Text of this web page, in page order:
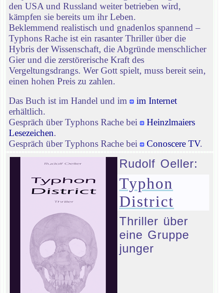
den USA und Russland weiter betrieben wird,
kämpfen sie bereits um ihr Leben.
Beklemmend realistisch und gnadenlos spannend –
Typhons Rache ist ein rasanter Thriller über die
Hybris der Wissenschaft, die Abgründe menschlicher
Gier und die zerstörerische Kraft des
Vergeltungsdrangs. Wer Gott spielt, muss bereit sein,
einen hohen Preis zu zahlen.
Das Buch ist im Handel und im
im Internet
erhältlich.
Gespräch über Typhons Rache bei
Heinzlmaiers
Lesezeichen.
Gespräch über Typhons Rache bei
Conoscere TV.
Rudolf Oeller:
Typhon
District
Thriller über
eine Gruppe
junger